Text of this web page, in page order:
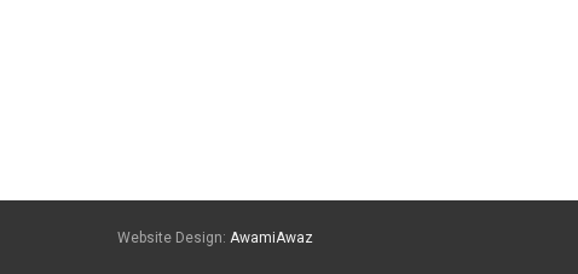
Website Design: AwamiAwaz